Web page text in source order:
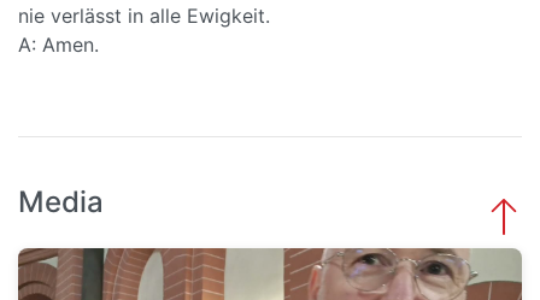
nie verlässt in alle Ewigkeit.
A: Amen.
Media